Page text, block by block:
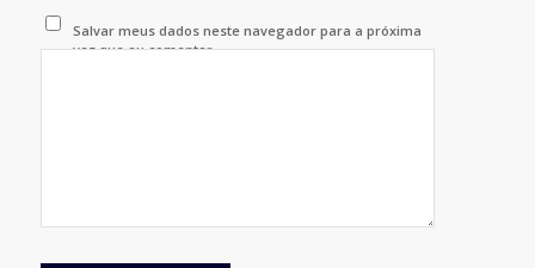
Salvar meus dados neste navegador para a próxima
vez que eu comentar.